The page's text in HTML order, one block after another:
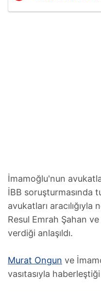
İmamoğlu'nun
İBB soruşturmasında
avukatları
Resul Emrah Şahan
verdiği anlaşıldı.
Murat Ongun ve
vasıtasıyla